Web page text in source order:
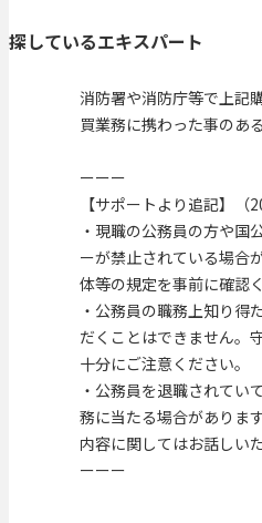
探しているエキスパート
消防署や消防庁等で上記
買業務に携わった事のあ
ーーー
【サポートより追記】（
・現職の公務員の方や国
ーが禁止されている場合
体等の規定を事前に確認
・公務員の職務上知り得
だくことはできません。
十分にご注意ください。
・公務員を退職されてい
務に当たる場合がありま
内容に関してはお話しい
ーーー